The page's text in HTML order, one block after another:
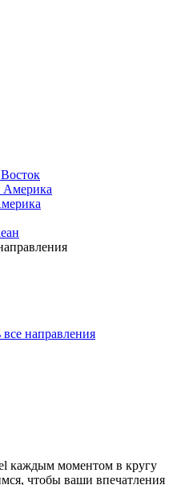
Америка
направления
каждым моментом в кругу
чтобы ваши впечатления